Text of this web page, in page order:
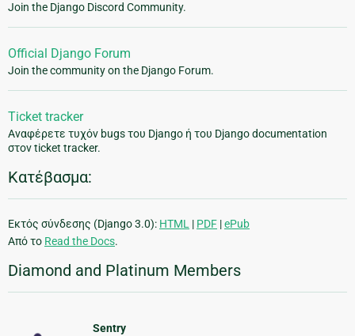
Join the Django Discord Community.
Official Django Forum
Join the community on the Django Forum.
Ticket tracker
Αναφέρετε τυχόν bugs του Django ή του Django documentation
στον ticket tracker.
Κατέβασμα:
Εκτός σύνδεσης (Django 3.0): HTML | PDF |ePub
Από το Read the Docs.
Diamond and Platinum Members
Sentry